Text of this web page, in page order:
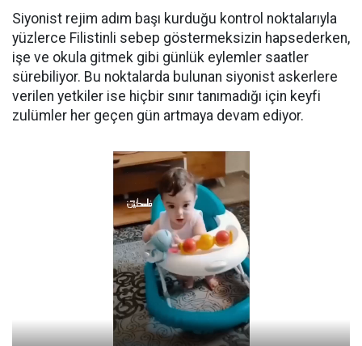
Siyonist rejim adım başı kurduğu kontrol noktalarıyla
yüzlerce Filistinli sebep göstermeksizin hapsederken,
işe ve okula gitmek gibi günlük eylemler saatler
sürebiliyor. Bu noktalarda bulunan siyonist askerlere
verilen yetkiler ise hiçbir sınır tanımadığı için keyfi
zulümler her geçen gün artmaya devam ediyor.